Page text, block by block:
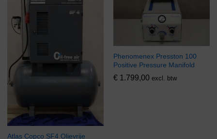
Atlas Copco SF4 Olievrije
Phenomenex Presston 100
Positive Pressure Manifold
€ 1.799,00 excl. btw